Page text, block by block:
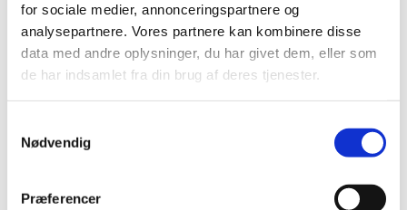
for sociale medier, annonceringspartnere og
analysepartnere. Vores partnere kan kombinere disse
data med andre oplysninger, du har givet dem, eller som
de har indsamlet fra din brug af deres tjenester.
Nødvendig
Præferencer
Revurdering af tilskudsstatus for lægemidler
til hjerte-karsygdomme i ATC-grupperne C02,
C03, C07, C08 og C09
foranledning revurderet tilskudsstatus for lægemidler,…
Alle (2506)